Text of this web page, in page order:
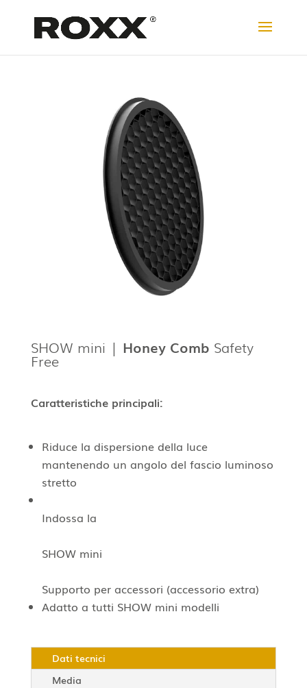
SHOW mini | Honey Comb Safety
Free
Caratteristiche principali:
Riduce la dispersione della luce
mantenendo un angolo del fascio luminoso
stretto
Indossa la
SHOW mini
Supporto per accessori (accessorio extra)
Adatto a tutti SHOW mini modelli
Dati tecnici
Media